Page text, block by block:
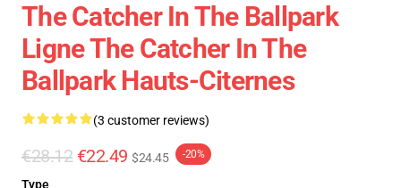
The Catcher In The Ballpark
Ligne The Catcher In The
Ballpark Hauts-Citernes
(3 customer reviews)
€28.12 €22.49 $24.45 -20%
Type